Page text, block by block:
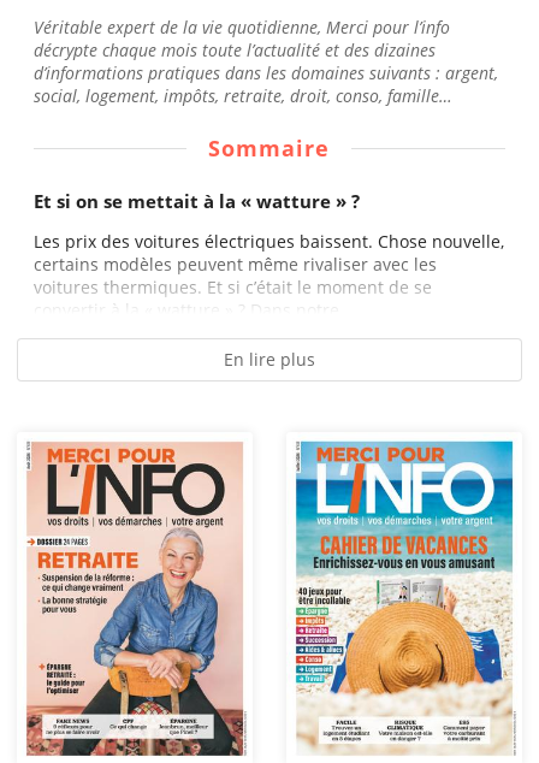
Véritable expert de la vie quotidienne, Merci pour l’info
décrypte chaque mois toute l’actualité et des dizaines
d’informations pratiques dans les domaines suivants : argent,
social, logement, impôts, retraite, droit, conso, famille…
Sommaire
Et si on se mettait à la « watture » ?
Les prix des voitures électriques baissent. Chose nouvelle,
certains modèles peuvent même rivaliser avec les
voitures thermiques. Et si c’était le moment de se
convertir à la « watture » ? Dans notre...
En lire plus